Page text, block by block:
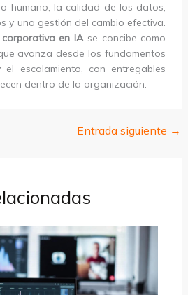
humano, la calidad de los datos,
y una gestión del cambio efectiva.
en IAse concibe como
avanza desde los fundamentos
escalamiento, con entregables
dentro de la organización.
Entrada siguiente →